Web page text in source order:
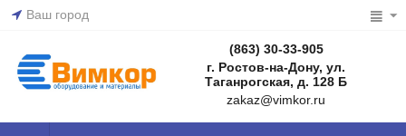
Ваш город
(863) 30-33-905
г. Ростов-на-Дону, ул.
Таганрогская, д. 128 Б
zakaz@vimkor.ru